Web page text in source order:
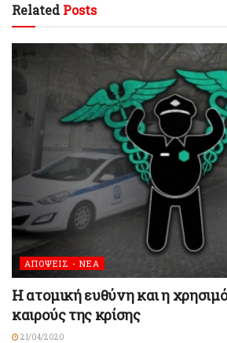
RelatedPosts
ΑΠΟΨΕΙΣ - ΝΕΑ
H ατομική ευθύνη και η
καιρούς της κρίσης
21/04/2020